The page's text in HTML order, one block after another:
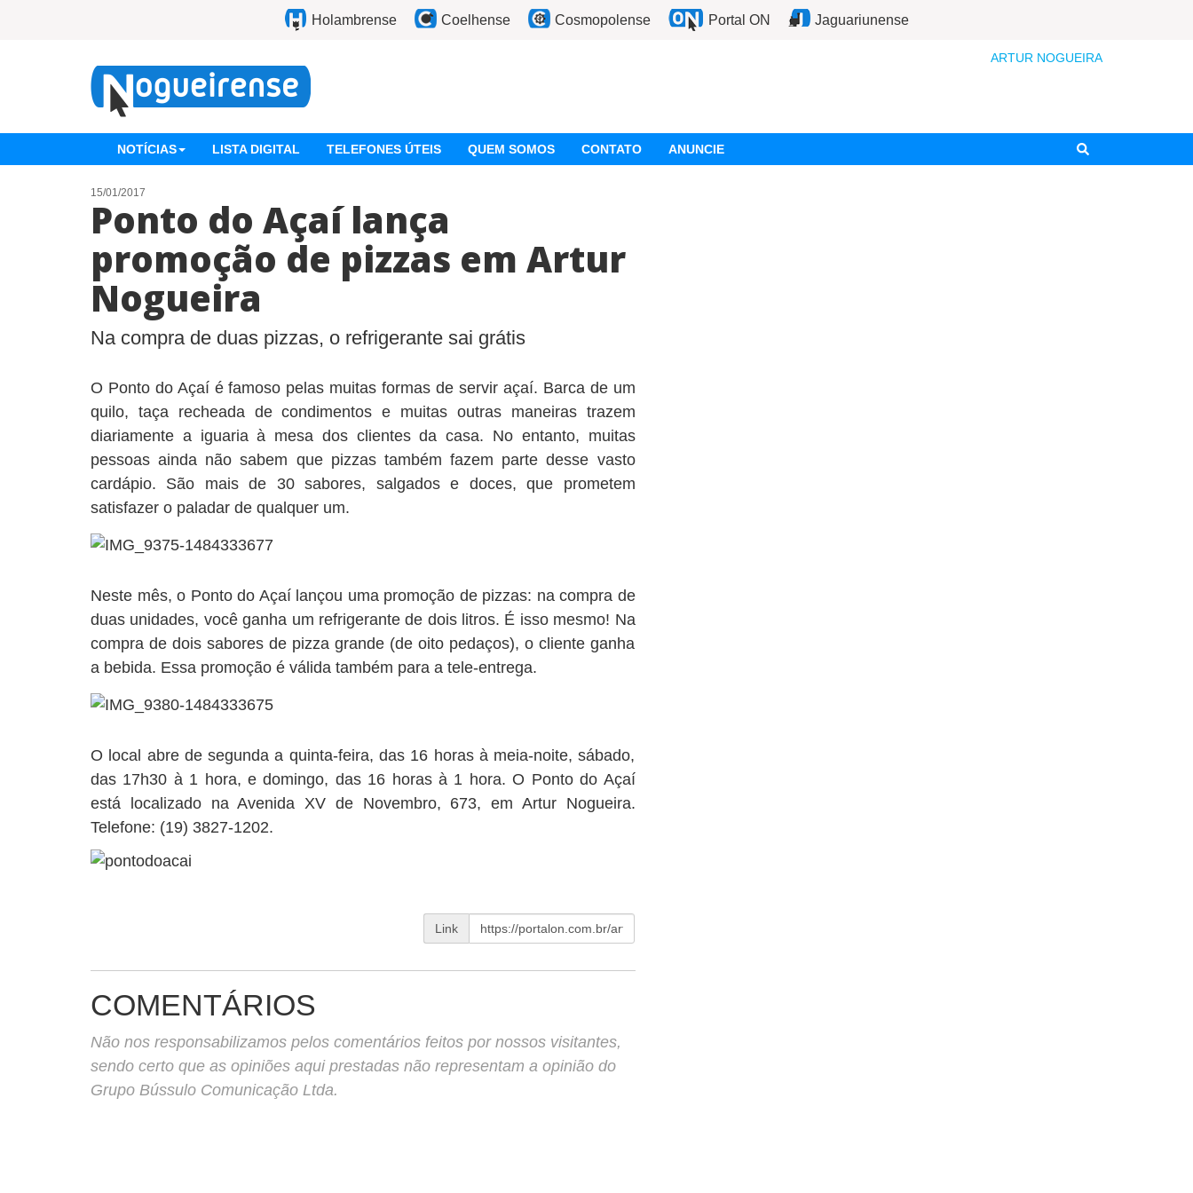
Holambrense Coelhense Cosmopolense Portal ON Jaguariunense
ARTUR NOGUEIRA
NOTÍCIAS LISTA DIGITAL TELEFONES ÚTEIS QUEM SOMOS CONTATO ANUNCIE
15/01/2017
Ponto do Açaí lança
promoção de pizzas em Artur
Nogueira
Na compra de duas pizzas, o refrigerante sai grátis
O Ponto do Açaí é famoso pelas muitas formas de servir açaí. Barca de um
quilo, taça recheada de condimentos e muitas outras maneiras trazem
diariamente a iguaria à mesa dos clientes da casa. No entanto, muitas
pessoas ainda não sabem que pizzas também fazem parte desse vasto
cardápio. São mais de 30 sabores, salgados e doces, que prometem
satisfazer o paladar de qualquer um.
Neste mês, o Ponto do Açaí lançou uma promoção de pizzas: na compra de
duas unidades, você ganha um refrigerante de dois litros. É isso mesmo! Na
compra de dois sabores de pizza grande (de oito pedaços), o cliente ganha
a bebida. Essa promoção é válida também para a tele-entrega.
O local abre de segunda a quinta-feira, das 16 horas à meia-noite, sábado,
das 17h30 à 1 hora, e domingo, das 16 horas à 1 hora. O Ponto do Açaí
está localizado na Avenida XV de Novembro, 673, em Artur Nogueira.
Telefone: (19) 3827-1202.
Link
COMENTÁRIOS
Não nos responsabilizamos pelos comentários feitos por nossos visitantes,
sendo certo que as opiniões aqui prestadas não representam a opinião do
Grupo Bússulo Comunicação Ltda.